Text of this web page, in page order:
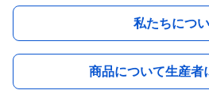
私たちにつ
商品について生産者